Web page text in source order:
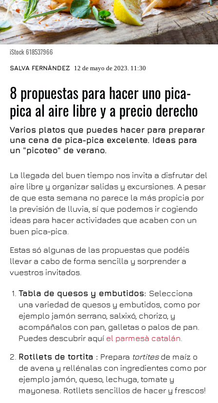
iStock 618537966
SALVA FERNÀNDEZ 12 de mayo de 2023. 11:30
8 propuestas para hacer uno pica-
pica al aire libre y a precio derecho
Varios platos que puedes hacer para preparar
una cena de pica-pica excelente. Ideas para
un "picoteo" de verano.
La llegada del buen tiempo nos invita a disfrutar del
aire libre y organizar salidas y excursiones. A pesar
de que esta semana no parece la más propicia por
la previsión de lluvia, sí que podemos ir cogiendo
ideas para hacer actividades que acaben con un
buen pica-pica.
Estas só algunas de las propuestas que podéis
llevar a cabo de forma sencilla y sorprender a
vuestros invitados.
Tabla de quesos y embutidos: Selecciona
una variedad de quesos y embutidos, como por
ejemplo jamón serrano, salxixó, chorizo, y
acompáñalos con pan, galletas o palos de pan.
Puedes descubrir aquí el parmesà catalán.
Rotllets de tortita : Prepara tortitesde maíz o
de avena y rellénalas con ingredientes como por
ejemplo jamón, queso, lechuga, tomate y
mayonesa. Rotllets sencillos de hacer y frescos!